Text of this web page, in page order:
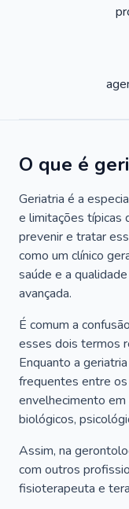
O que é
Geriatria é a
e limitações típicas
prevenir e tratar
como um clínico
saúde e a
avançada.
É comum a
esses dois termos
Enquanto a
frequentes entre
envelhecimento
biológicos,
Assim, na
com outros
fisioterapeuta e